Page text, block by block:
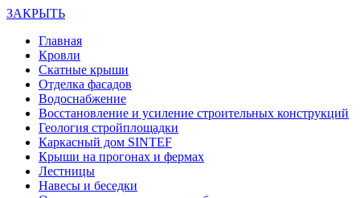
ЗАКРЫТЬ
Главная
Кровли
Скатные крыши
Отделка фасадов
Водоснабжение
Восстановление и усиление строительных конструкций
Геология стройплощадки
Каркасный дом SINTEF
Крыши на прогонах и фермах
Лестницы
Навесы и беседки